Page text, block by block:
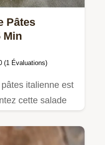
Pâtes
Min
(1 Évaluations)
italienne est
cette salade